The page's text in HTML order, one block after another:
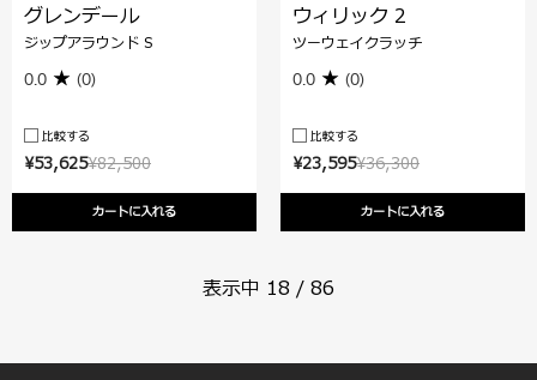
¥82,500
¥53,625
カートに入れる
グレンデール
ジップアラウンド S
0.0 (0)
比較する
¥36,300
¥23,595
カートに入れる
ウィリック 2
ツーウェイクラッチ
0.0 (0)
比較する
表示中 18 / 86